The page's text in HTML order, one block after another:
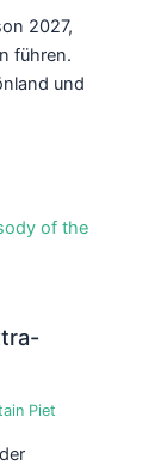
2027,
führen.
und
Piet